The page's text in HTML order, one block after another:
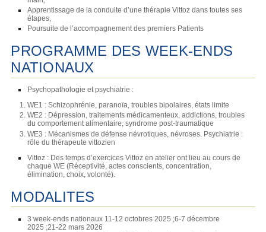
Apprentissage de la conduite d’une thérapie Vittoz dans toutes ses
étapes,
Poursuite de l’accompagnement des premiers Patients
PROGRAMME DES WEEK-ENDS
NATIONAUX
Psychopathologie et psychiatrie :
WE1 : Schizophrénie, paranoïa, troubles bipolaires, états limite
WE2 : Dépression, traitements médicamenteux, addictions, troubles
du comportement alimentaire, syndrome post-traumatique
WE3 : Mécanismes de défense névrotiques, névroses. Psychiatrie :
rôle du thérapeute vittozien
Vittoz : Des temps d’exercices Vittoz en atelier ont lieu au cours de
chaque WE (Réceptivité, actes conscients, concentration,
élimination, choix, volonté).
MODALITES
3 week-ends nationaux 11-12 octobres 2025 ;6-7 décembre
2025 ;21-22 mars 2026